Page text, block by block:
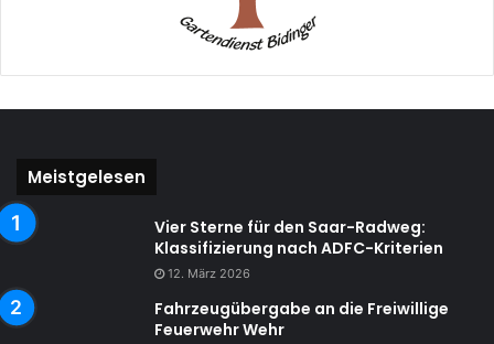
Meistgelesen
Vier Sterne für den Saar-Radweg:
Klassifizierung nach ADFC-Kriterien
12. März 2026
Fahrzeugübergabe an die Freiwillige
Feuerwehr Wehr